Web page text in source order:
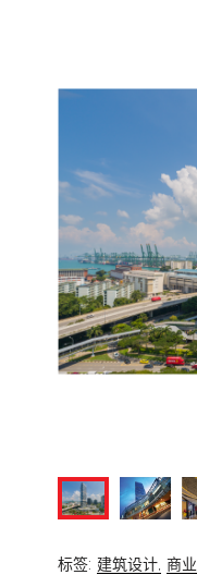
标签: 建筑设计, 商业,